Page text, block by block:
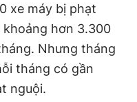
xe máy bị phạt
hơn 3.300
Nhưng tháng
tháng có gần
nguội.